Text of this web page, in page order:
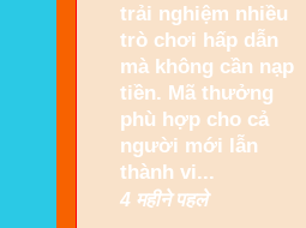
trải nghiệm nhiều
trò chơi hấp dẫn
mà không cần nạp
tiền. Mã thưởng
phù hợp cho cả
người mới lẫn
thành vi...
4 महीने पहले